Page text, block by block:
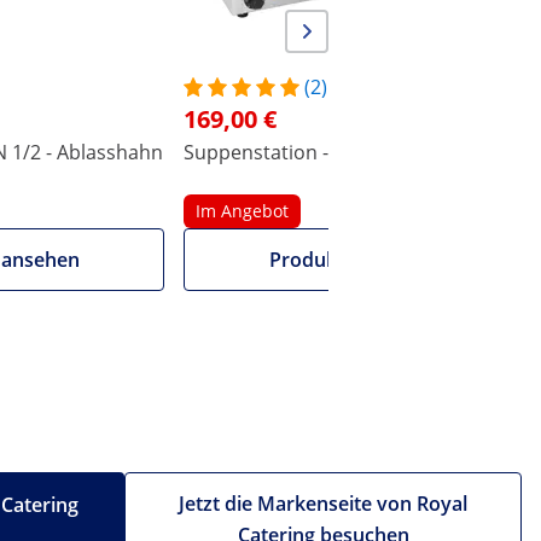
1/2 - Ablasshahn
(2)
169,00 €
Suppenstation - 3 x 2,75 L - 450 W
Im Angebot
Produkt ansehen
Jetzt die Markenseite von Royal
Catering besuchen